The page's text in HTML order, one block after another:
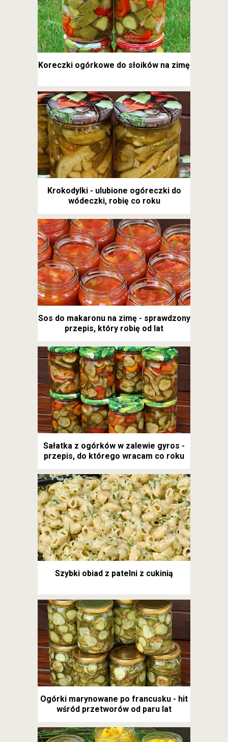
Koreczki ogórkowe do słoików na zimę
Krokodylki - ulubione ogóreczki do
wódeczki, robię co roku
Sos do makaronu na zimę - sprawdzony
przepis, który robię od lat
Sałatka z ogórków w zalewie gyros -
przepis, do którego wracam co roku
Szybki obiad z patelni z cukinią
Ogórki marynowane po francusku - hit
wśród przetworów od paru lat